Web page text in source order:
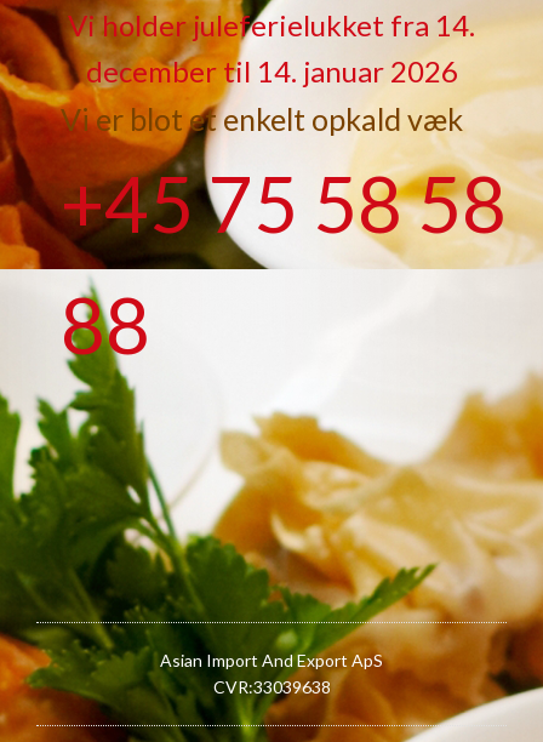
Vi holder juleferielukket fra 14.
december til 14. januar 2026​
Vi er blot et enkelt opkald væk
+45 75 58 58
88​
​Asian Import And Export ApS
CVR:33039638